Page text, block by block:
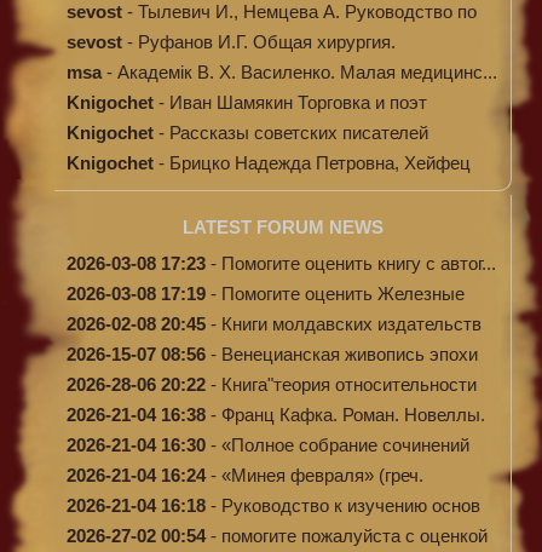
sevost - Тылевич И., Немцева А. Руководство по
ме...
sevost - Руфанов И.Г. Общая хирургия.
msa - Академік В. Х. Василенко. Малая медицинс...
Knigochet - Иван Шамякин Торговка и поэт
Knigochet - Рассказы советских писателей
Knigochet - Брицко Надежда Петровна, Хейфец
Аркадий ...
LATEST FORUM NEWS
2026-03-08 17:23 - Помогите оценить книгу с автог...
2026-03-08 17:19 - Помогите оценить Железные
доро...
2026-02-08 20:45 - Книги молдавских издательств
2026-15-07 08:56 - Венецианская живопись эпохи
Во...
2026-28-06 20:22 - Книга"теория относительности
и...
2026-21-04 16:38 - Франц Кафка. Роман. Новеллы.
П...
2026-21-04 16:30 - «Полное собрание сочинений
А.Н...
2026-21-04 16:24- «Минея февраля» (греч.
Μηναίον...
2026-21-04 16:18 - Руководство к изучению основ
к...
2026-27-02 00:54- помогите пожалуйста с оценкой